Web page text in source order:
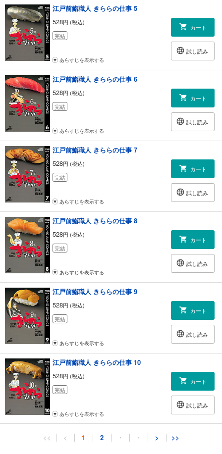
江戸前鮨職人 きららの仕事 5
528円 (税込)
完結
カート
試し読み
あらすじを表示する
江戸前鮨職人 きららの仕事 6
528円 (税込)
完結
カート
試し読み
あらすじを表示する
江戸前鮨職人 きららの仕事 7
528円 (税込)
完結
カート
試し読み
あらすじを表示する
江戸前鮨職人 きららの仕事 8
528円 (税込)
完結
カート
試し読み
あらすじを表示する
江戸前鮨職人 きららの仕事 9
528円 (税込)
完結
カート
試し読み
あらすじを表示する
江戸前鮨職人 きららの仕事 10
528円 (税込)
完結
カート
試し読み
あらすじを表示する
江戸前鮨職人 きららの仕事 11
<< < 1 2 ・ ・ > >>